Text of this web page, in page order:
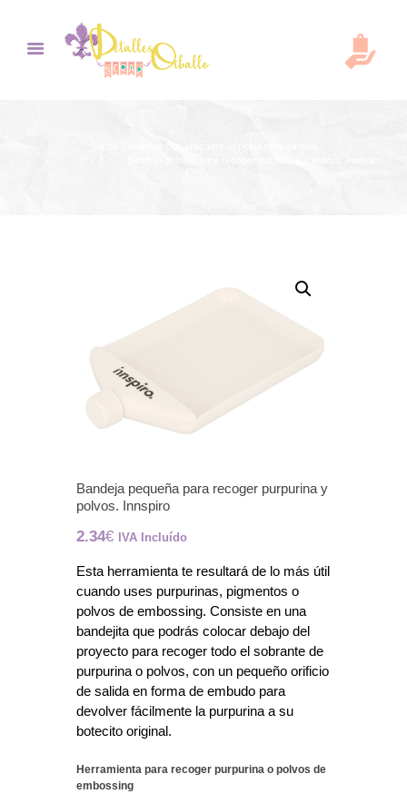
Bandeja pequeña para recoger purpurina y
polvos. Innspiro
2.34€ IVA Incluído
Esta herramienta te resultará de lo más útil
cuando uses purpurinas, pigmentos o
polvos de embossing. Consiste en una
bandejita que podrás colocar debajo del
proyecto para recoger todo el sobrante de
purpurina o polvos, con un pequeño orificio
de salida en forma de embudo para
devolver fácilmente la purpurina a su
botecito original.
Herramienta para recoger purpurina o polvos de
embossing